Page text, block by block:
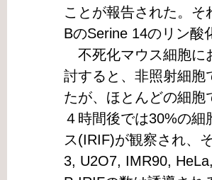
ことが報告された。
BのSerine 14のリン酸
不死化マウス細胞に
討すると、非照射細胞
たが、ほとんどの細胞
４時間後では30%の
ス(IRIF)が観察され、
3, U2O7, IMR90,